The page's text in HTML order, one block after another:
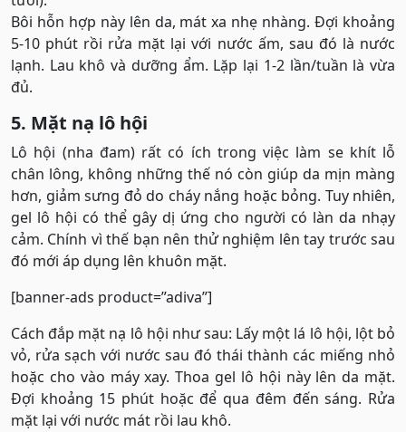
Bôi hỗn hợp này lên da, mát xa nhẹ nhàng. Đợi khoảng
5-10 phút rồi rửa mặt lại với nước ấm, sau đó là nước
lạnh. Lau khô và dưỡng ẩm. Lặp lại 1-2 lần/tuần là vừa
đủ.
5. Mặt nạ lô hội
Lô hội (nha đam) rất có ích trong việc làm se khít lỗ
chân lông, không những thế nó còn giúp da mịn màng
hơn, giảm sưng đỏ do cháy nắng hoặc bỏng. Tuy nhiên,
gel lô hội có thể gây dị ứng cho người có làn da nhạy
cảm. Chính vì thế bạn nên thử nghiệm lên tay trước sau
đó mới áp dụng lên khuôn mặt.
[banner-ads product=”adiva”]
Cách đắp mặt nạ lô hội như sau: Lấy một lá lô hội, lột bỏ
vỏ, rửa sạch với nước sau đó thái thành các miếng nhỏ
hoặc cho vào máy xay. Thoa gel lô hội này lên da mặt.
Đợi khoảng 15 phút hoặc để qua đêm đến sáng. Rửa
mặt lại với nước mát rồi lau khô.